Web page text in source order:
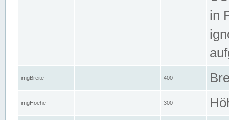
in
imgBreite 400
imgHoehe 300